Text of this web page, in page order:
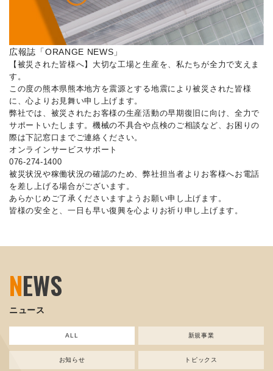
広報誌「ORANGE NEWS」
【被災された皆様へ】大切な工場と生産を、私たちが全力で支えま
す。
この度の熊本県熊本地方を震源とする地震により被災された皆様
に、心よりお見舞い申し上げます。
弊社では、被災されたお客様の生産活動の早期復旧に向け、全力で
サポートいたします。機械の不具合や点検のご相談など、お困りの
際は下記窓口までご連絡ください。
オンラインサービスサポート
076-274-1400
被災状況や稼働状況の確認のため、弊社担当者よりお客様へお電話
を差し上げる場合がございます。
あらかじめご了承くださいますようお願い申し上げます。
皆様の安全と、一日も早い復興を心よりお祈り申し上げます。
NEWS
ニュース
ALL 新規事業
お知らせ トピックス